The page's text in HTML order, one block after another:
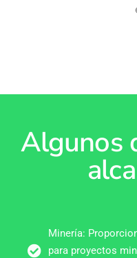
Algunos
Minería:
para proyectos